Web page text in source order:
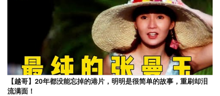
【越哥】20年都没能忘掉的港片，明明是很简单的故事，重刷却泪
流满面！